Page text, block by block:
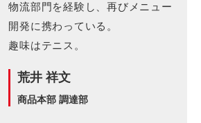
物流部門を経験し、再びメニュー
開発に携わっている。
趣味はテニス。
荒井 祥文
商品本部 調達部